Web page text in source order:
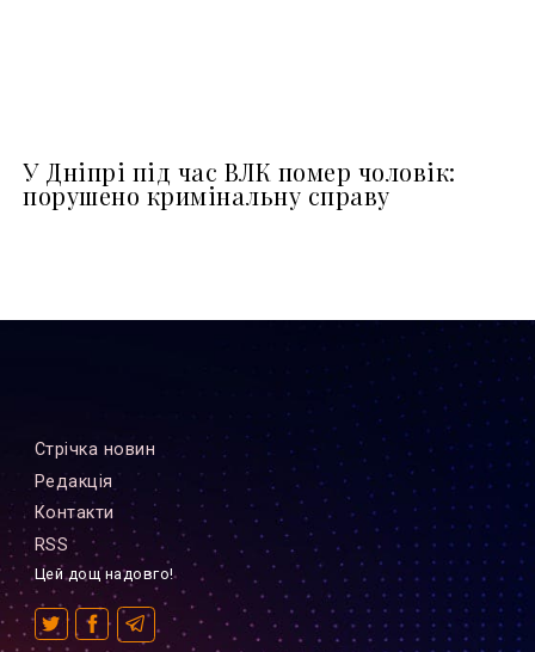
У Дніпрі під час ВЛК помер чоловік:
порушено кримінальну справу
Стрiчка новин
Редакцiя
Контакти
RSS
Цей дощ надовго!